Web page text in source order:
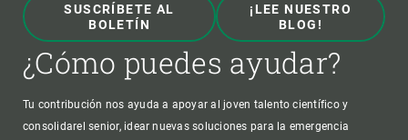
SUSCRÍBETE AL
BOLETÍN
¡LEE NUESTRO
BLOG!
¿Cómo puedes ayudar?
Tu contribución nos ayuda a apoyar al joven talento científico y
consolidarel senior, idear nuevas soluciones para la emergencia